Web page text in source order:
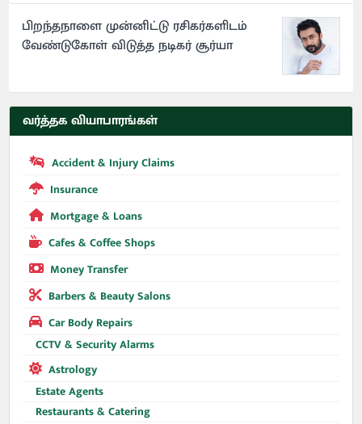
பிறந்தநாளை முன்னிட்டு ரசிகர்களிடம்
வேண்டுகோள் விடுத்த நடிகர் சூர்யா
வர்த்தக வியாபாரங்கள்
Accident & Injury Claims
Insurance
Mortgage & Loans
Cafes & Coffee Shops
Money Transfer
Barbers & Beauty Salons
Car Body Repairs
CCTV & Security Alarms
Astrology
Estate Agents
Restaurants & Catering